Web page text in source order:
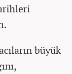
büyük